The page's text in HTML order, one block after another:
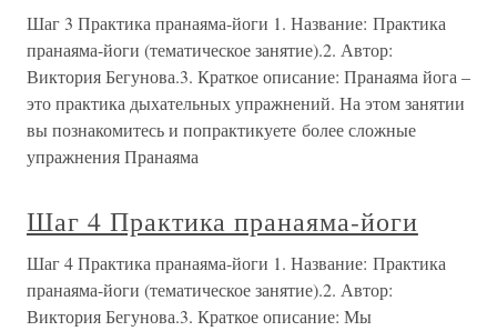
Шаг 3 Практика пранаяма-йоги 1. Название: Практика
пранаяма-йоги (тематическое занятие).2. Автор:
Виктория Бегунова.3. Краткое описание: Пранаяма йога –
это практика дыхательных упражнений. На этом занятии
вы познакомитесь и попрактикуете более сложные
упражнения Пранаяма
Шаг 4 Практика пранаяма-йоги
Шаг 4 Практика пранаяма-йоги 1. Название: Практика
пранаяма-йоги (тематическое занятие).2. Автор:
Виктория Бегунова.3. Краткое описание: Мы